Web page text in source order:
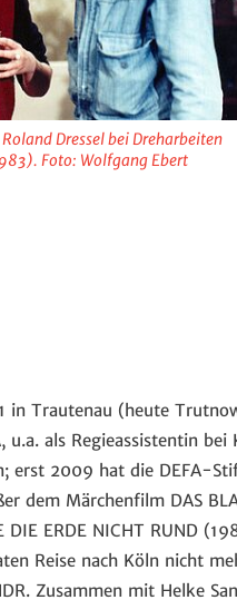
Dressel bei Dreharbeiten
Foto: Wolfgang Ebert
in Trautenau (heute
u.a. als Regieassistentin
erst 2009 hat die DEFA-
dem Märchenfilm DAS
DIE ERDE NICHT RUND
Reise nach Köln nicht
Zusammen mit Helke